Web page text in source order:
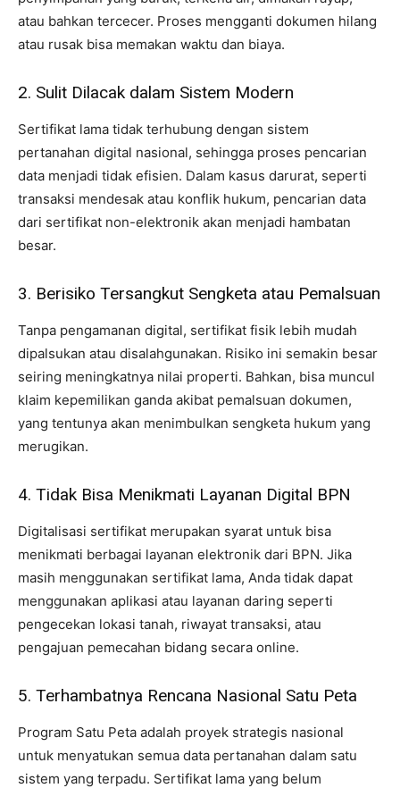
atau bahkan tercecer. Proses mengganti dokumen hilang
atau rusak bisa memakan waktu dan biaya.
2. Sulit Dilacak dalam Sistem Modern
Sertifikat lama tidak terhubung dengan sistem
pertanahan digital nasional, sehingga proses pencarian
data menjadi tidak efisien. Dalam kasus darurat, seperti
transaksi mendesak atau konflik hukum, pencarian data
dari sertifikat non-elektronik akan menjadi hambatan
besar.
3. Berisiko Tersangkut Sengketa atau Pemalsuan
Tanpa pengamanan digital, sertifikat fisik lebih mudah
dipalsukan atau disalahgunakan. Risiko ini semakin besar
seiring meningkatnya nilai properti. Bahkan, bisa muncul
klaim kepemilikan ganda akibat pemalsuan dokumen,
yang tentunya akan menimbulkan sengketa hukum yang
merugikan.
4. Tidak Bisa Menikmati Layanan Digital BPN
Digitalisasi sertifikat merupakan syarat untuk bisa
menikmati berbagai layanan elektronik dari BPN. Jika
masih menggunakan sertifikat lama, Anda tidak dapat
menggunakan aplikasi atau layanan daring seperti
pengecekan lokasi tanah, riwayat transaksi, atau
pengajuan pemecahan bidang secara online.
5. Terhambatnya Rencana Nasional Satu Peta
Program Satu Peta adalah proyek strategis nasional
untuk menyatukan semua data pertanahan dalam satu
sistem yang terpadu. Sertifikat lama yang belum